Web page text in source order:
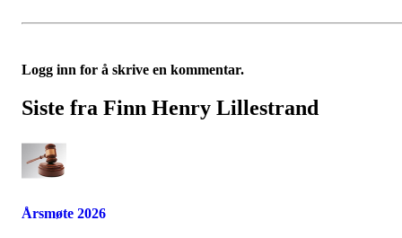
Logg inn for å skrive en kommentar.
Siste fra Finn Henry Lillestrand
Årsmøte 2026